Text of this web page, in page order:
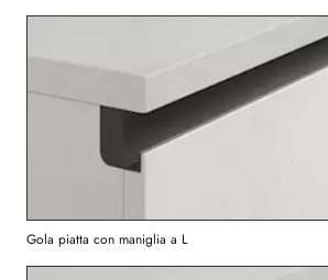
Gola piatta con maniglia a L